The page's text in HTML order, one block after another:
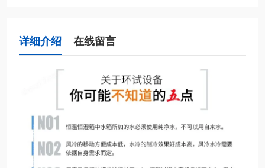
详细介绍 在线留言